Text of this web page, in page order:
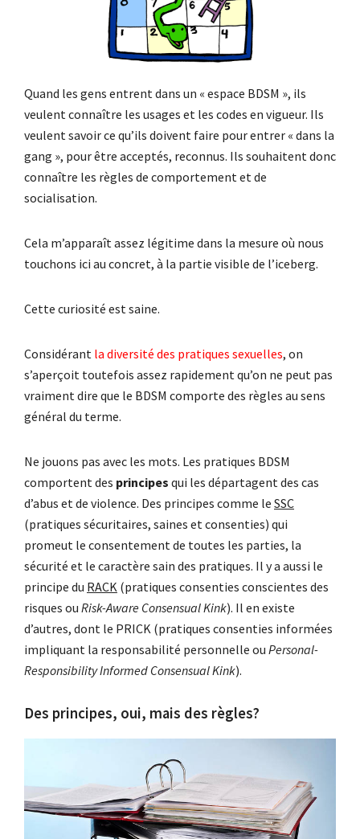
Quand les gens entrent dans un « espace BDSM », ils
veulent connaître les usages et les codes en vigueur. Ils
veulent savoir ce qu’ils doivent faire pour entrer « dans la
gang », pour être acceptés, reconnus. Ils souhaitent donc
connaître les règles de comportement et de
socialisation.
Cela m’apparaît assez légitime dans la mesure où nous
touchons ici au concret, à la partie visible de l’iceberg.
Cette curiosité est saine.
Considérant la diversité des pratiques sexuelles, on
s’aperçoit toutefois assez rapidement qu’on ne peut pas
vraiment dire que le BDSM comporte des règles au sens
général du terme.
Ne jouons pas avec les mots. Les pratiques BDSM
comportent des principes qui les départagent des cas
d’abus et de violence. Des principes comme le SSC
(pratiques sécuritaires, saines et consenties) qui
promeut le consentement de toutes les parties, la
sécurité et le caractère sain des pratiques. Il y a aussi le
principe du RACK (pratiques consenties conscientes des
risques ou Risk-Aware Consensual Kink). Il en existe
d’autres, dont le PRICK (pratiques consenties informées
impliquant la responsabilité personnelle ou Personal-
Responsibility Informed Consensual Kink).
Des principes, oui, mais des règles?